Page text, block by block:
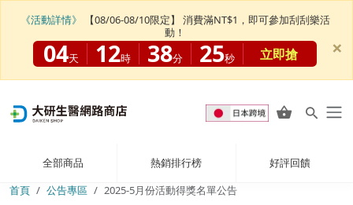
全部商品 熱銷排行榜
好評回饋
首頁
公告專區 2025-5月份活動得獎名單公告
《活動詳情》
【08/06-08/10限定】 消費滿NT$1，即可參加刮刮樂活
動！
04天 12時 38分 25秒 立即搶 ×